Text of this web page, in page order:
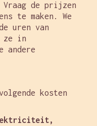
de prijzen
te maken. We
uren van
ze in
andere
kosten